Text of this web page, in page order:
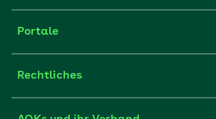
Portale
Rechtliches